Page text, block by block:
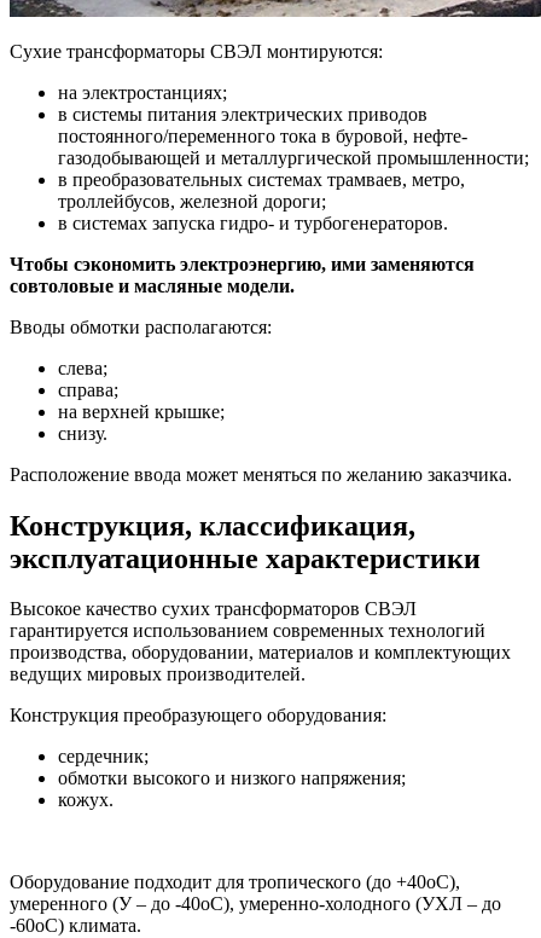
Сухие трансформаторы СВЭЛ монтируются:
на электростанциях;
в системы питания электрических приводов
постоянного/переменного тока в буровой, нефте-
газодобывающей и металлургической промышленности;
в преобразовательных системах трамваев, метро,
троллейбусов, железной дороги;
в системах запуска гидро- и турбогенераторов.
Чтобы сэкономить электроэнергию, ими заменяются
совтоловые и масляные модели.
Вводы обмотки располагаются:
слева;
справа;
на верхней крышке;
снизу.
Расположение ввода может меняться по желанию заказчика.
Конструкция, классификация,
эксплуатационные характеристики
Высокое качество сухих трансформаторов СВЭЛ
гарантируется использованием современных технологий
производства, оборудовании, материалов и комплектующих
ведущих мировых производителей.
Конструкция преобразующего оборудования:
сердечник;
обмотки высокого и низкого напряжения;
кожух.
Оборудование подходит для тропического (до +40оС),
умеренного (У – до -40оС), умеренно-холодного (УХЛ – до
-60оС) климата.